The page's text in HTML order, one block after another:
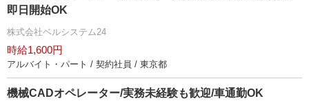
即日開始OK
株式会社ベルシステム24
時給1,600円
アルバイト・パート / 契約社員 / 東京都
機械CADオペレーター/実務未経験も歓迎/車通勤OK